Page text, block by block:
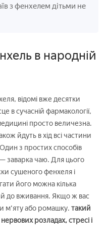
з фенхелем дітьми не
в народній
відомі вже десятки
в сучасній фармакології,
просто величезна.
йдуть в хід всі частини
з простих способів
заварка чаю. Для цього
сушеного фенхеля і
його можна кілька
до вживання. Якщо ж вас
м'яту або ромашку. такий
розладах, стресі і